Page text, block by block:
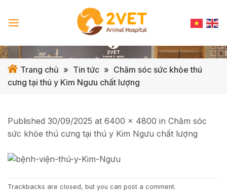
Trang chủ » Tin tức » Chăm sóc sức khỏe thú
cưng tại thú y Kim Ngưu chất lượng
Published 30/09/2025 at 6400 × 4800 in Chăm sóc
sức khỏe thú cưng tại thú y Kim Ngưu chất lượng
Trackbacks are closed, but you can post a comment.